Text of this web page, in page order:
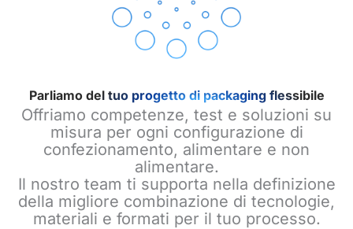
Parliamo del tuo progetto di packaging flessibile
Offriamo competenze, test e soluzioni su
misura per ogni configurazione di
confezionamento, alimentare e non
alimentare.
Il nostro team ti supporta nella definizione
della migliore combinazione di tecnologie,
materiali e formati per il tuo processo.